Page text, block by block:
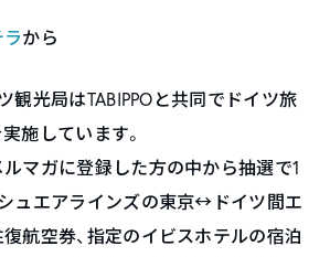
から
観光局はTABIPPOと共同でドイツ旅
施しています。
マガに登録した方の中から抽選で1
ュエアラインズの東京↔︎ドイツ間エ
航空券、指定のイビスホテルの宿泊